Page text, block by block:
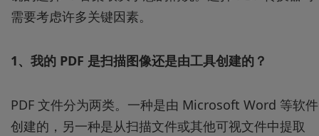
需要考虑许多关键因素。
1、我的 PDF 是扫描图像还是由工具创建的？
PDF 文件分为两类。一种是由 Microsoft Word 等软件
创建的，另一种是从扫描文件或其他可视文件中提取